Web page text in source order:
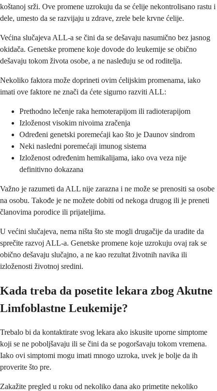
koštanoj srži. Ove promene uzrokuju da se ćelije nekontrolisano rastu i
dele, umesto da se razvijaju u zdrave, zrele bele krvne ćelije.
Većina slučajeva ALL-a se čini da se dešavaju nasumično bez jasnog
okidača. Genetske promene koje dovode do leukemije se obično
dešavaju tokom života osobe, a ne nasleđuju se od roditelja.
Nekoliko faktora može doprineti ovim ćelijskim promenama, iako
imati ove faktore ne znači da ćete sigurno razviti ALL:
Prethodno lečenje raka hemoterapijom ili radioterapijom
Izloženost visokim nivoima zračenja
Određeni genetski poremećaji kao što je Daunov sindrom
Neki nasledni poremećaji imunog sistema
Izloženost određenim hemikalijama, iako ova veza nije
definitivno dokazana
Važno je razumeti da ALL nije zarazna i ne može se prenositi sa osobe
na osobu. Takođe je ne možete dobiti od nekoga drugog ili je preneti
članovima porodice ili prijateljima.
U većini slučajeva, nema ništa što ste mogli drugačije da uradite da
sprečite razvoj ALL-a. Genetske promene koje uzrokuju ovaj rak se
obično dešavaju slučajno, a ne kao rezultat životnih navika ili
izloženosti životnoj sredini.
Kada treba da posetite lekara zbog Akutne
Limfoblastne Leukemije?
Trebalo bi da kontaktirate svog lekara ako iskusite uporne simptome
koji se ne poboljšavaju ili se čini da se pogoršavaju tokom vremena.
Iako ovi simptomi mogu imati mnogo uzroka, uvek je bolje da ih
proverite što pre.
Zakažite pregled u roku od nekoliko dana ako primetite nekoliko